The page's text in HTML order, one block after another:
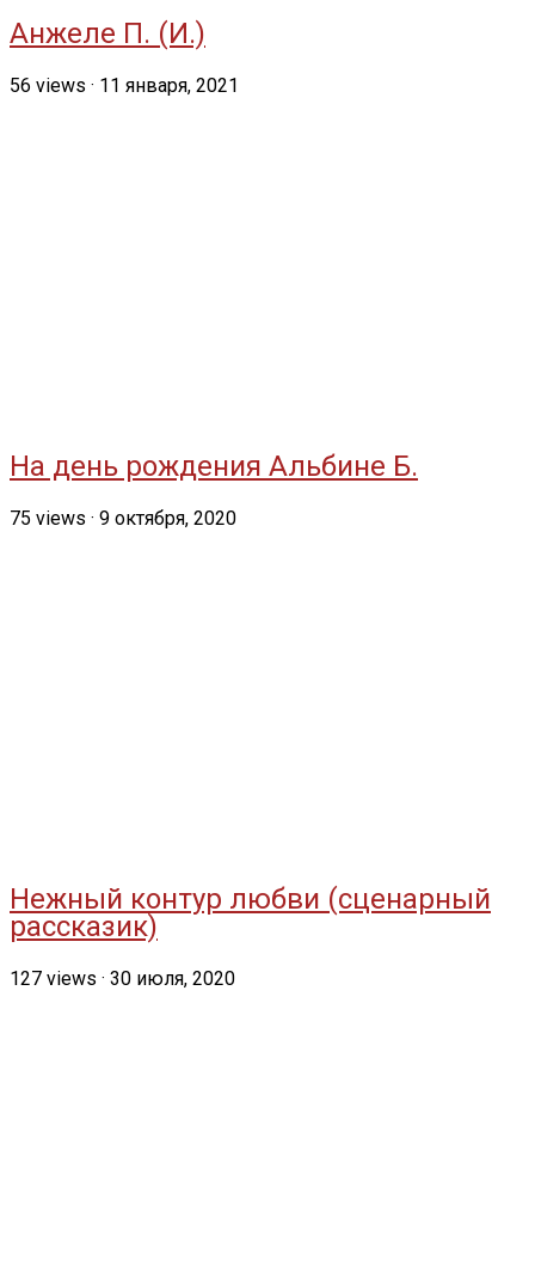
Анжеле П. (И.)
56 views · 11 января, 2021
На день рождения Альбине Б.
75 views · 9 октября, 2020
Нежный контур любви (сценарный
рассказик)
127 views · 30 июля, 2020